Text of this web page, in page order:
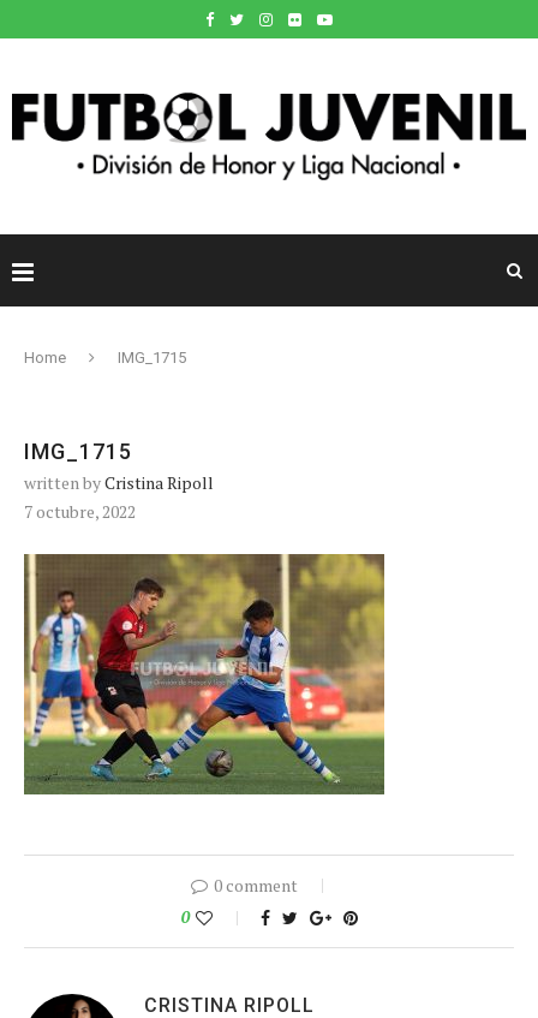
Home IMG_1715
IMG_1715
written byCristina Ripoll
7 octubre, 2022
0 comment
0
CRISTINA RIPOLL